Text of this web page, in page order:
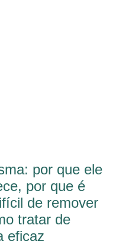
por que ele
por que é
de remover
tratar de
eficaz